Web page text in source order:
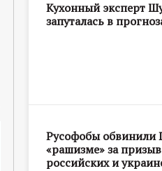
Кухонный эксперт
запуталась в
Русофобы обвинили
«рашизме» за
российских и